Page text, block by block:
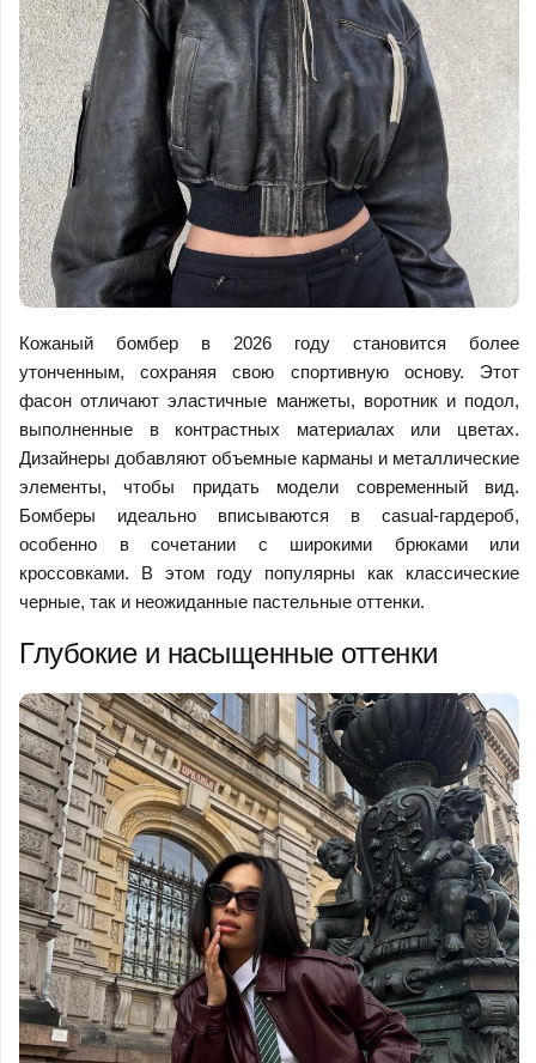
Кожаный бомбер в 2026 году становится более
утонченным, сохраняя свою спортивную основу. Этот
фасон отличают эластичные манжеты, воротник и подол,
выполненные в контрастных материалах или цветах.
Дизайнеры добавляют объемные карманы и металлические
элементы, чтобы придать модели современный вид.
Бомберы идеально вписываются в casual-гардероб,
особенно в сочетании с широкими брюками или
кроссовками. В этом году популярны как классические
черные, так и неожиданные пастельные оттенки.
Глубокие и насыщенные оттенки